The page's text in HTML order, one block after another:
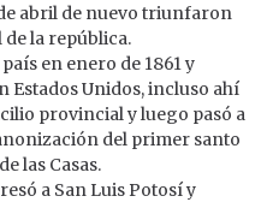
abril de nuevo triunfaron
de la república.
en enero de 1861 y
Estados Unidos, incluso ahí
provincial y luego pasó a
del primer santo
las Casas.
a San Luis Potosí y